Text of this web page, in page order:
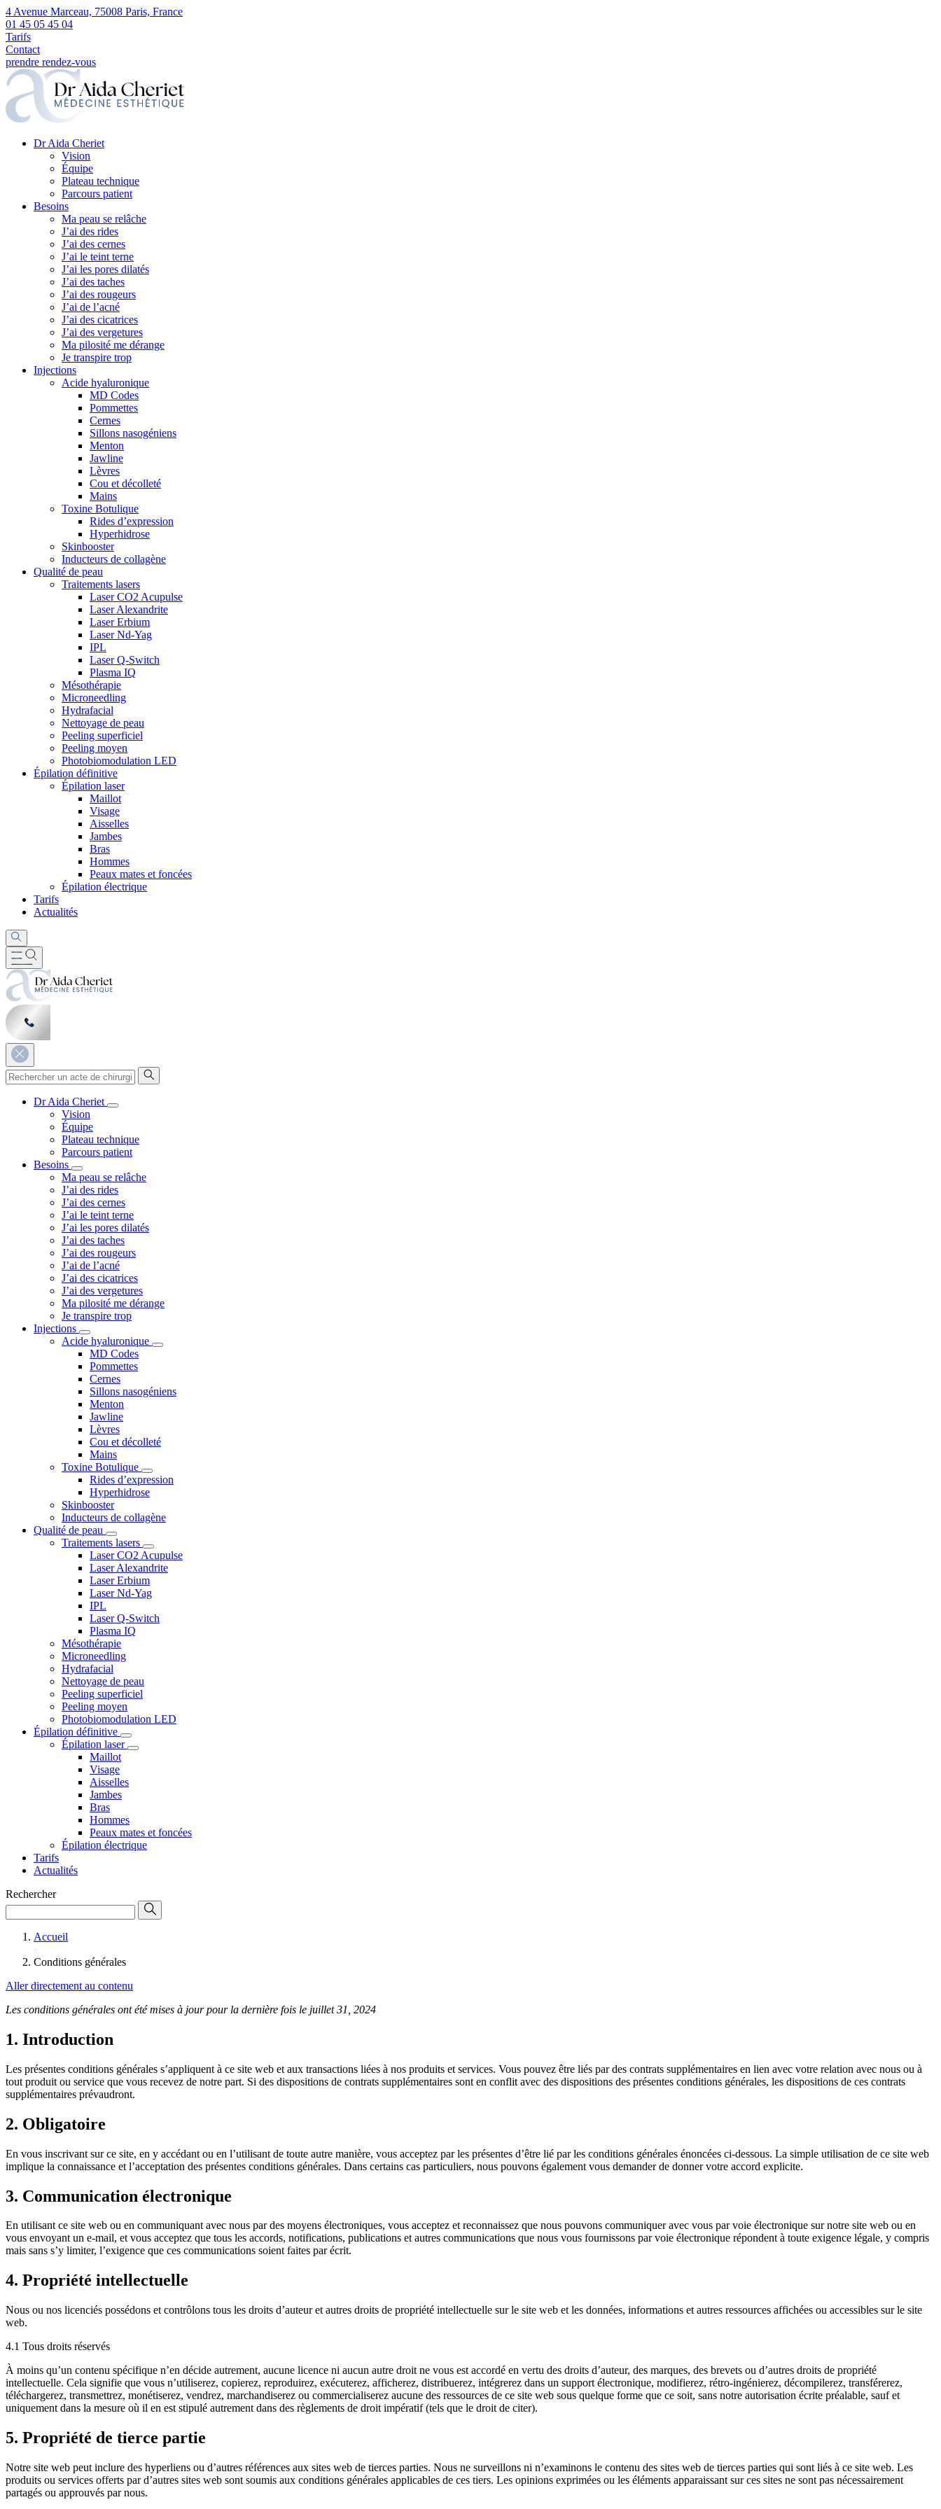
4 Avenue Marceau, 75008 Paris, France
01 45 05 45 04
Tarifs
Contact
prendre rendez-vous
Dr Aida Cheriet
Vision
Équipe
Plateau technique
Parcours patient
Besoins
Ma peau se relâche
J’ai des rides
J’ai des cernes
J’ai le teint terne
J’ai les pores dilatés
J’ai des taches
J’ai des rougeurs
J’ai de l’acné
J’ai des cicatrices
J’ai des vergetures
Ma pilosité me dérange
Je transpire trop
Injections
Acide hyaluronique
MD Codes
Pommettes
Cernes
Sillons nasogéniens
Menton
Jawline
Lèvres
Cou et décolleté
Mains
Toxine Botulique
Rides d’expression
Hyperhidrose
Skinbooster
Inducteurs de collagène
Qualité de peau
Traitements lasers
Laser CO2 Acupulse
Laser Alexandrite
Laser Erbium
Laser Nd-Yag
IPL
Laser Q-Switch
Plasma IQ
Mésothérapie
Microneedling
Hydrafacial
Nettoyage de peau
Peeling superficiel
Peeling moyen
Photobiomodulation LED
Épilation définitive
Épilation laser
Maillot
Visage
Aisselles
Jambes
Bras
Hommes
Peaux mates et foncées
Épilation électrique
Tarifs
Actualités
Dr Aida Cheriet
Vision
Équipe
Plateau technique
Parcours patient
Besoins
Ma peau se relâche
J’ai des rides
J’ai des cernes
J’ai le teint terne
J’ai les pores dilatés
J’ai des taches
J’ai des rougeurs
J’ai de l’acné
J’ai des cicatrices
J’ai des vergetures
Ma pilosité me dérange
Je transpire trop
Injections
Acide hyaluronique
MD Codes
Pommettes
Cernes
Sillons nasogéniens
Menton
Jawline
Lèvres
Cou et décolleté
Mains
Toxine Botulique
Rides d’expression
Hyperhidrose
Skinbooster
Inducteurs de collagène
Qualité de peau
Traitements lasers
Laser CO2 Acupulse
Laser Alexandrite
Laser Erbium
Laser Nd-Yag
IPL
Laser Q-Switch
Plasma IQ
Mésothérapie
Microneedling
Hydrafacial
Nettoyage de peau
Peeling superficiel
Peeling moyen
Photobiomodulation LED
Épilation définitive
Épilation laser
Maillot
Visage
Aisselles
Jambes
Bras
Hommes
Peaux mates et foncées
Épilation électrique
Tarifs
Actualités
Rechercher
Accueil
Conditions générales
Aller directement au contenu
Les conditions générales ont été mises à jour pour la dernière fois le juillet 31, 2024
1. Introduction
Les présentes conditions générales s’appliquent à ce site web et aux transactions liées à nos produits et services. Vous pouvez être liés par des contrats supplémentaires en lien avec votre relation avec nous ou à
tout produit ou service que vous recevez de notre part. Si des dispositions de contrats supplémentaires sont en conflit avec des dispositions des présentes conditions générales, les dispositions de ces contrats
supplémentaires prévaudront.
2. Obligatoire
En vous inscrivant sur ce site, en y accédant ou en l’utilisant de toute autre manière, vous acceptez par les présentes d’être lié par les conditions générales énoncées ci-dessous. La simple utilisation de ce site web
implique la connaissance et l’acceptation des présentes conditions générales. Dans certains cas particuliers, nous pouvons également vous demander de donner votre accord explicite.
3. Communication électronique
En utilisant ce site web ou en communiquant avec nous par des moyens électroniques, vous acceptez et reconnaissez que nous pouvons communiquer avec vous par voie électronique sur notre site web ou en
vous envoyant un e-mail, et vous acceptez que tous les accords, notifications, publications et autres communications que nous vous fournissons par voie électronique répondent à toute exigence légale, y compris
mais sans s’y limiter, l’exigence que ces communications soient faites par écrit.
4. Propriété intellectuelle
Nous ou nos licenciés possédons et contrôlons tous les droits d’auteur et autres droits de propriété intellectuelle sur le site web et les données, informations et autres ressources affichées ou accessibles sur le site
web.
4.1 Tous droits réservés
À moins qu’un contenu spécifique n’en décide autrement, aucune licence ni aucun autre droit ne vous est accordé en vertu des droits d’auteur, des marques, des brevets ou d’autres droits de propriété
intellectuelle. Cela signifie que vous n’utiliserez, copierez, reproduirez, exécuterez, afficherez, distribuerez, intégrerez dans un support électronique, modifierez, rétro-ingénierez, décompilerez, transférerez,
téléchargerez, transmettrez, monétiserez, vendrez, marchandiserez ou commercialiserez aucune des ressources de ce site web sous quelque forme que ce soit, sans notre autorisation écrite préalable, sauf et
uniquement dans la mesure où il en est stipulé autrement dans des règlements de droit impératif (tels que le droit de citer).
5. Propriété de tierce partie
Notre site web peut inclure des hyperliens ou d’autres références aux sites web de tierces parties. Nous ne surveillons ni n’examinons le contenu des sites web de tierces parties qui sont liés à ce site web. Les
produits ou services offerts par d’autres sites web sont soumis aux conditions générales applicables de ces tiers. Les opinions exprimées ou les éléments apparaissant sur ces sites ne sont pas nécessairement
partagés ou approuvés par nous.